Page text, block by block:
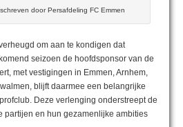
door Persafdeling FC Emmen
om aan te kondigen dat
seizoen de hoofdsponsor van de
met vestigingen in Emmen, Arnhem,
blijft daarmee een belangrijke
Deze verlenging onderstreept de
partijen en hun gezamenlijke ambities